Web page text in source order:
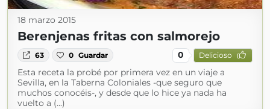
18 marzo 2015
Berenjenas fritas con salmorejo
63 0 Guardar 0 Delicioso
Esta receta la probé por primera vez en un viaje a
Sevilla, en la Taberna Coloniales -que seguro que
muchos conocéis-, y desde que lo hice ya nada ha
vuelto a (...)